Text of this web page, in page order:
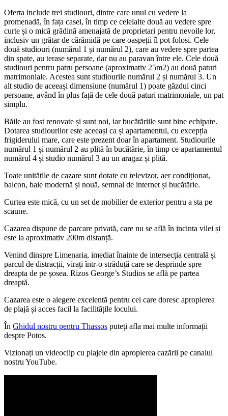
Oferta include trei studiouri, dintre care unul cu vedere la
promenadă, în fața casei, în timp ce celelalte două au vedere spre
curte și o mică grădină amenajată de proprietari pentru nevoile lor,
inclusiv un grătar de cărămidă pe care oaspeții îl pot folosi. Cele
două studiouri (numărul 1 și numărul 2), care au vedere spre partea
din spate, au terase separate, dar nu au paravan între ele. Cele două
studiouri pentru patru persoane (aproximativ 25m2) au două paturi
matrimoniale. Acestea sunt studiourile numărul 2 și numărul 3. Un
alt studio de aceeași dimensiune (numărul 1) poate găzdui cinci
persoane, având în plus față de cele două paturi matrimoniale, un pat
simplu.
Băile au fost renovate și sunt noi, iar bucătăriile sunt bine echipate.
Dotarea studiourilor este aceeași ca și apartamentul, cu excepția
frigiderului mare, care este prezent doar în apartament. Studiourile
numărul 1 și numărul 2 au plită în bucătărie, în timp ce apartamentul
numărul 4 și studio numărul 3 au un aragaz și plită.
Toate unitățile de cazare sunt dotate cu televizor, aer condiționat,
balcon, baie modernă și nouă, semnal de internet și bucătărie.
Curtea este mică, cu un set de mobilier de exterior pentru a sta pe
scaune.
Cazarea dispune de parcare privată, care nu se află în incinta vilei și
este la aproximativ 200m distanță.
Venind dinspre Limenaria, imediat înainte de intersecția centrală și
parcul de distracții, virați într-o străduță care se desprinde spre
dreapta de pe șosea. Rizos George’s Studios se află pe partea
dreaptă.
Cazarea este o alegere excelentă pentru cei care doresc apropierea
de plajă și acces facil la facilitățile locului.
În Ghidul nostru pentru Thassos puteți afla mai multe informații
despre Potos.
Vizionați un videoclip cu plajele din apropierea cazării pe canalul
nostru YouTube.